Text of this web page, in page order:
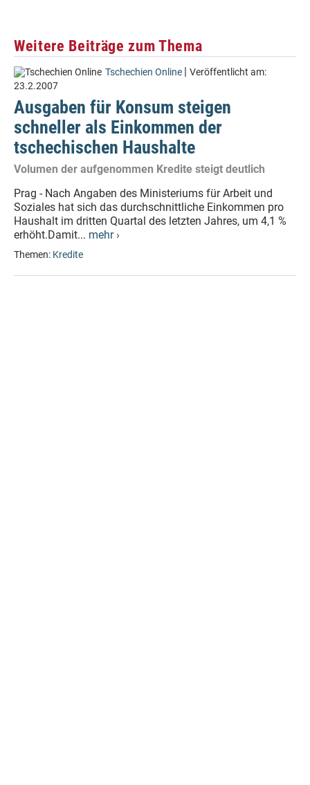
Weitere Beiträge zum Thema
Tschechien Online | Veröffentlicht am:
23.2.2007
Ausgaben für Konsum steigen
schneller als Einkommen der
tschechischen Haushalte
Volumen der aufgenommen Kredite steigt deutlich
Prag - Nach Angaben des Ministeriums für Arbeit und
Soziales hat sich das durchschnittliche Einkommen pro
Haushalt im dritten Quartal des letzten Jahres, um 4,1 %
erhöht.Damit... mehr ›
Themen: Kredite